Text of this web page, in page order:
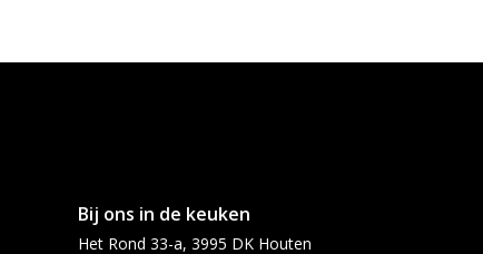
Bij ons in de keuken
Het Rond 33-a, 3995 DK Houten